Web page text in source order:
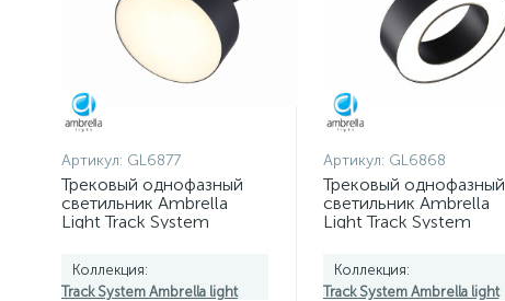
Артикул: GL6877
Трековый однофазный
светильник Ambrella
Light Track System
Коллекция:
Track System Ambrella light
Артикул: GL6868
Трековый однофазный
светильник Ambrella
Light Track System
Коллекция:
Track System Ambrella light